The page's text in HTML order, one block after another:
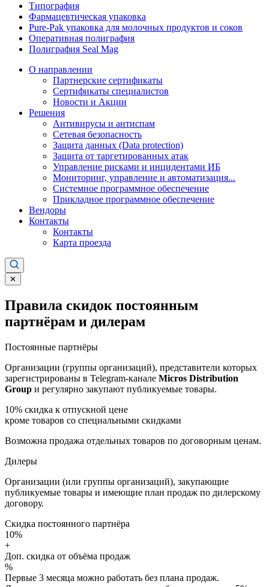
Типография
Фармацевтическая упаковка
Pure-Pak упаковка для молочных продуктов и соков
Оперативная полиграфия
Полиграфия Seal Mag
О направлении
Партнерские сертификаты
Сертификаты специалистов
Новости и Акции
Решения
Антивирусы и антиспам
Сетевая безопасность
Защита данных (Data protection)
Защита от таргетированных атак
Управление рисками и инцидентами ИБ
Мониторинг, управление и автоматизация...
Системное программное обеспечение
Прикладное программное обеспечение
Вендоры
Контакты
Контакты
Карта проезда
✕
Правила скидок постоянным
партнёрам и дилерам
Постоянные партнёры
Организации (группы организаций), представители которых
зарегистрированы в Telegram-канале Micros Distribution
Group и регулярно закупают публикуемые товары.
10% скидка к отпускной цене
кроме товаров со специальными скидками
Возможна продажа отдельных товаров по договорным ценам.
Дилеры
Организации (или группы организаций), закупающие
публикуемые товары и имеющие план продаж по дилерскому
договору.
Скидка постоянного партнёра
10%
+
Доп. скидка от объёма продаж
%
Первые 3 месяца можно работать без плана продаж.